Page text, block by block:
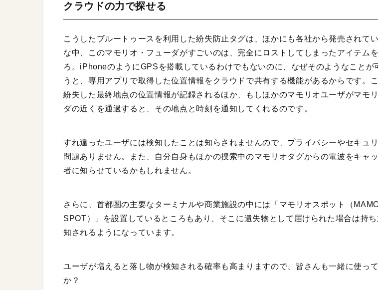
クラウドの力で探せる
こうしたブルートゥースを利用した紛失防止タグは、ほかにも各社から発売されて
な中、このマモリオ・フューダがすごいのは、完全にロストしてしまったアイテム
ろ。iPhoneのようにGPSを搭載しているわけでもないのに、なぜそのようなことが
うと、専用アプリで取得した位置情報をクラウドで共有する機能があるからです。こ
紛失した最終地点の位置情報が記録されるほか、もしほかのマモリオユーザがマモ
ダの近くを通過すると、その地点と時刻を通知してくれるのです。
すれ違ったユーザには検知したことは知らされませんので、プライバシーやセキュ
問題ありません。また、自分自身もほかの捜索中のマモリオタグからの電波をキャ
者に知らせているかもしれません。
さらに、首都圏の主要なターミナルや商業施設の中には「マモリオスポット（
SPOT）」を設置しているところもあり、そこに遺失物として届けられた場合は持
知されるようになっています。
ユーザが増えると落し物が検知される確率も高まりますので、皆さんも一緒に使っ
か？